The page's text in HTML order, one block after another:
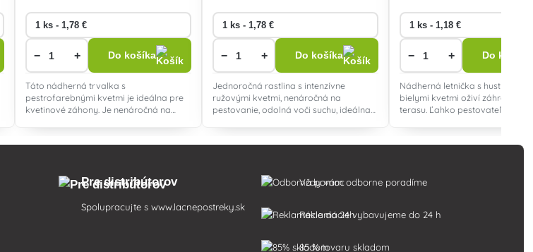
− + Do košíka
Táto nádherná trvalka s
pestrofarebnými kvetmi je ideálna pre
kvetinové záhony. Je nenáročná na
− + Do košíka
Jednoročná rastlina s intenzívne
ružovými kvetmi, nenáročná na
pestovanie, odolná voči suchu, ideálna
− + Do košíka
Nádherná letnička s hustými
bielymi kvetmi oživí záhradu,
terasu. Ľahko pestovateľná,
Pre distribútorov
Spolupracujte swww.lacnepostreky.sk
Vždy vám odborne poradíme
Reklamácie vybavujeme do 24 h
85 % tovaru skladom